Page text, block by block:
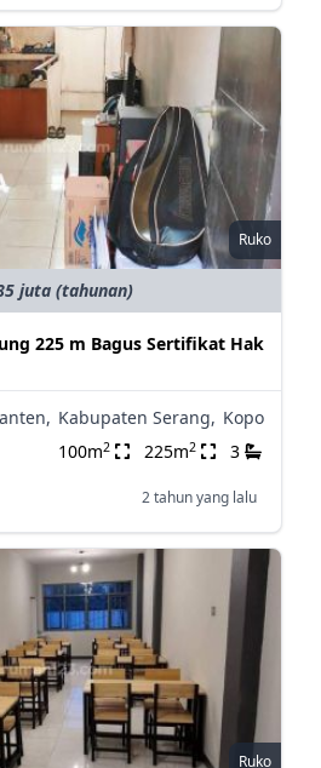
Ruko
juta (tahunan)
225 m Bagus Sertifikat Hak
Kabupaten Serang, Kopo
100m2 225m2 3
2 tahun yang lalu
Ruko